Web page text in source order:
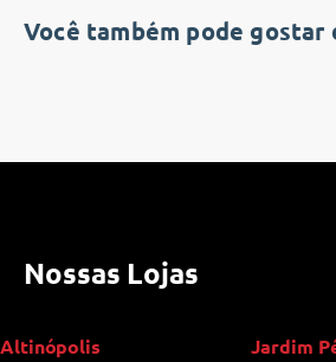
Você também pode gostar
Nossas Lojas
Altinópolis
Jardim